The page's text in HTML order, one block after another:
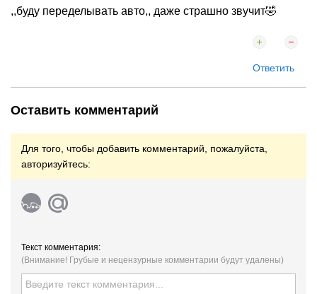
,,буду переделывать авто,, даже страшно звучит🤣
Ответить
Оставить комментарий
Для того, чтобы добавить комментарий, пожалуйста,
авторизуйтесь:
Текст комментария:
(Внимание! Грубые и нецензурные комментарии будут удалены)